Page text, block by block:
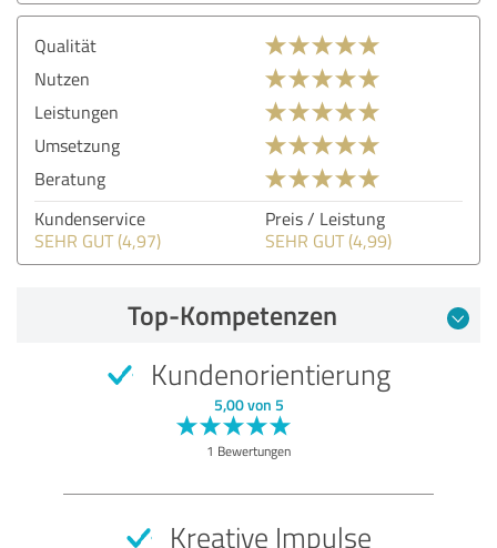
Qualität
Nutzen
Leistungen
Umsetzung
Beratung
Kundenservice
SEHR GUT (4,97)
Preis / Leistung
SEHR GUT (4,99)
Top-Kompetenzen
Kundenorientierung
5,00 von 5
1 Bewertungen
Kreative Impulse